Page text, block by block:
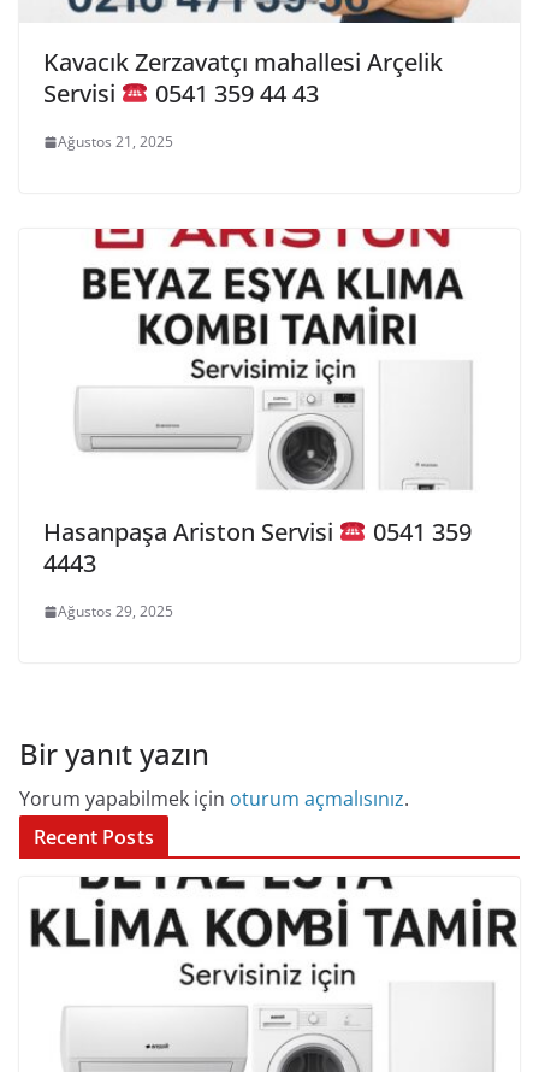
Kavacık Zerzavatçı mahallesi Arçelik
Servisi
0541 359 44 43
Ağustos 21, 2025
Hasanpaşa Ariston Servisi
0541 359
4443
Ağustos 29, 2025
Bir yanıt yazın
Yorum yapabilmek için oturum açmalısınız.
Recent Posts